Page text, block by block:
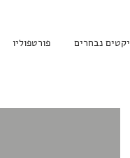
נבחרים פורטפוליו